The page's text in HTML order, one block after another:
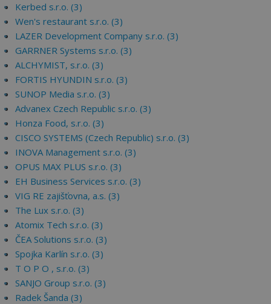
Kerbed s.r.o. (3)
Wen's restaurant s.r.o. (3)
LAZER Development Company s.r.o. (3)
GARRNER Systems s.r.o. (3)
ALCHYMIST, s.r.o. (3)
FORTIS HYUNDIN s.r.o. (3)
SUNOP Media s.r.o. (3)
Advanex Czech Republic s.r.o. (3)
Honza Food, s.r.o. (3)
CISCO SYSTEMS (Czech Republic) s.r.o. (3)
INOVA Management s.r.o. (3)
OPUS MAX PLUS s.r.o. (3)
EH Business Services s.r.o. (3)
VIG RE zajišťovna, a.s. (3)
The Lux s.r.o. (3)
Atomix Tech s.r.o. (3)
ČEA Solutions s.r.o. (3)
Spojka Karlín s.r.o. (3)
T O P O , s.r.o. (3)
SANJO Group s.r.o. (3)
Radek Šanda (3)